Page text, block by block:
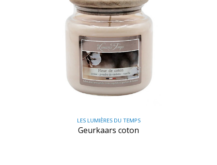
LES LUMIÈRES DU TEMPS
Geurkaars coton